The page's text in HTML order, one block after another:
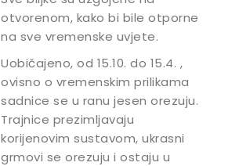
otvorenom, kako bi bile otporne
na sve vremenske uvjete.
Uobičajeno, od 15.10. do 15.4. ,
ovisno o vremenskim prilikama
sadnice se u ranu jesen orezuju.
Trajnice prezimljavaju
korijenovim sustavom, ukrasni
grmovi se orezuju i ostaju u